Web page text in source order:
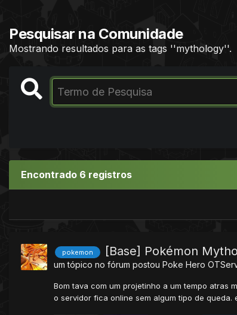
Pesquisar na Comunidade
Mostrando resultados para as tags ''mythology''.
Encontrado 6 registros
pokemon [Base] Pokémon
um tópico no fórum postou Poke Hero
Bom tava com um projetinho a um tempo atras
o servidor fica online sem algum tipo de queda.